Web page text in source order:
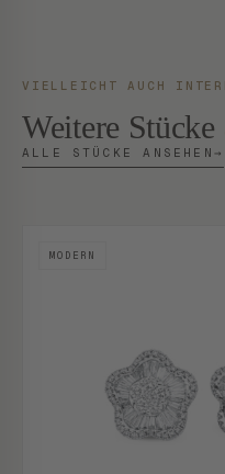
VIELLEICHT AUCH
Weitere Stücke
ALLE STÜCKE ANSEHEN →
MODERN